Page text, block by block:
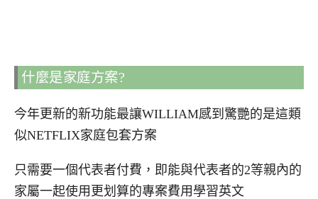
什麼是家庭方案?
今年更新的新功能最讓WILLIAM感到驚艷的是這類
似NETFLIX家庭包套方案
只需要一個代表者付費，即能與代表者的2等親內的
家屬一起使用更划算的專案費用學習英文